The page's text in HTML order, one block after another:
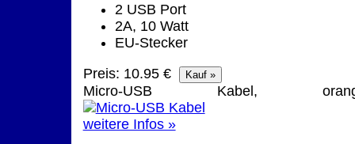
2 USB Port
2A, 10 Watt
EU-Stecker
Preis: 10.95 €
Micro-USB Kabel,
weitere Infos »